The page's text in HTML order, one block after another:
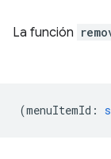
La función
(menuItemId :